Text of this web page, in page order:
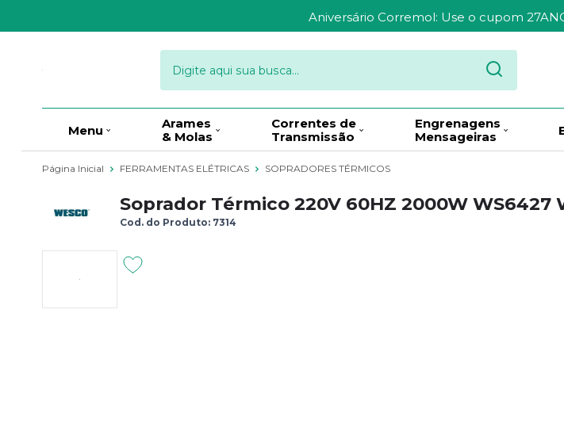
Aniversário Corremol: Use o cupom
Menu
Arames
& Molas
Correntes de
Transmissão
Engrenagens
Mensageiras
Página Inicial FERRAMENTAS ELÉTRICAS SOPRADORES TÉRMICOS
Soprador Térmico 220V 60HZ 2000W WS6427
Cod. do Produto: 7314